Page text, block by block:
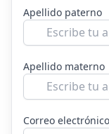
Apellido paterno
Apellido materno
Correo electrónico